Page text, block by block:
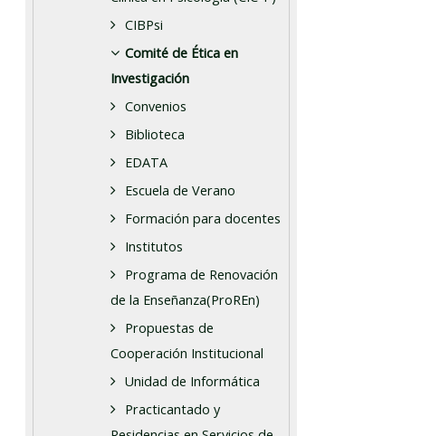
CIBPsi
Comité de Ética en
Investigación
Convenios
Biblioteca
EDATA
Escuela de Verano
Formación para docentes
Institutos
Programa de Renovación
de la Enseñanza(ProREn)
Propuestas de
Cooperación Institucional
Unidad de Informática
Practicantado y